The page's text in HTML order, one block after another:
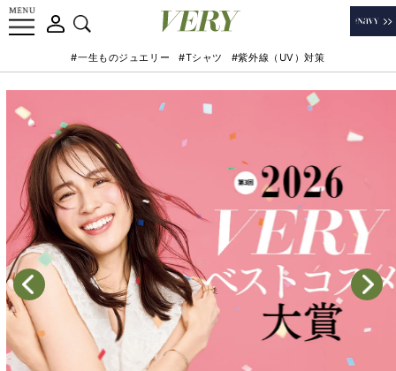
#一生ものジュエリー #Tシャツ #紫外線（UV）対策